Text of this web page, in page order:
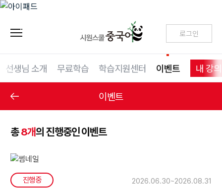
로그인
선생님 소개 무료학습 학습지원센터 이벤트 내 강
이벤트
총8개의 진행중인 이벤트
진행중 2026.06.30~2026.08.31